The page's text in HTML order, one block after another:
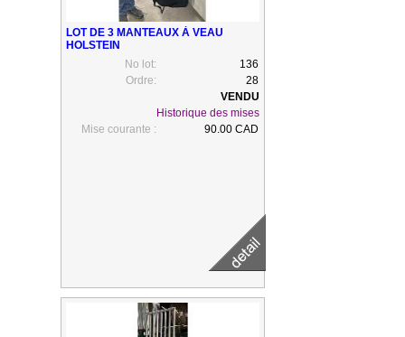
LOT DE 3 MANTEAUX À VEAU
HOLSTEIN
No lot:
136
Ordre:
28
Historique des mises
Mise courante :
90.00 CAD